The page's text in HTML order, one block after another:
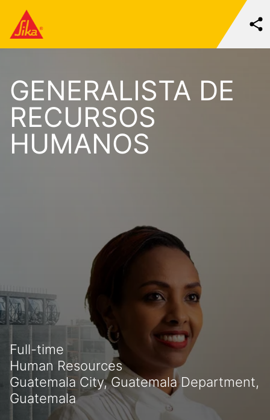
GENERALISTA DE
RECURSOS
HUMANOS
Full-time
Human Resources
Guatemala City, Guatemala Department,
Guatemala